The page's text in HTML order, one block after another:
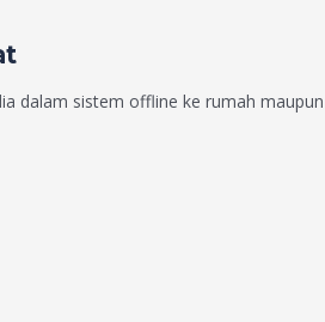
dalam sistem offline ke rumah